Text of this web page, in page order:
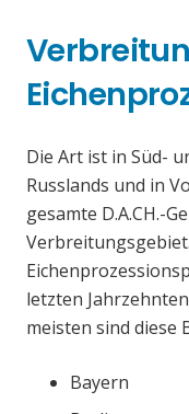
Die Art ist in Süd-
Russlands und in
gesamte D.A.CH.-
letzten
meisten sind diese
Bayern